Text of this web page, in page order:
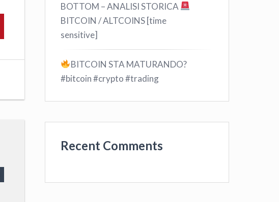
BOTTOM – ANALISI STORICA
BITCOIN / ALTCOINS [time
sensitive]
BITCOIN STA MATURANDO?
#bitcoin #crypto #trading
Recent Comments